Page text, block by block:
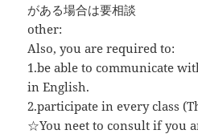
がある場合は要相談
other:
Also, you are required to:
1.be able to communicate
in English.
2.participate in every class
☆You neet to consult if you